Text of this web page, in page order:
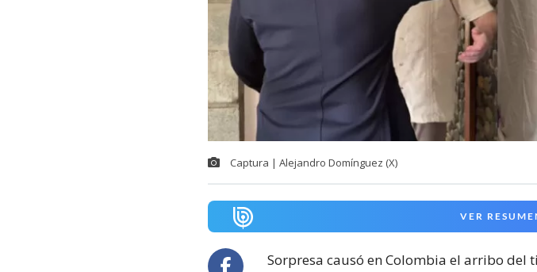
Captura | Alejandro Domínguez (X)
VER
Sorpresa causó en Colombia el arribo del